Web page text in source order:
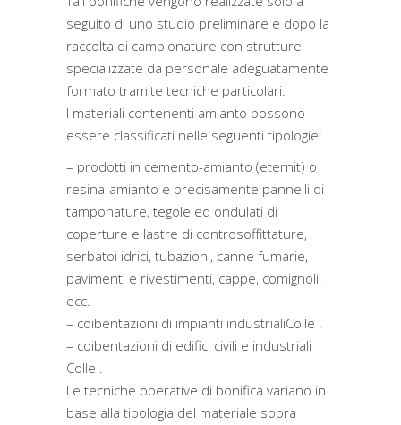
seguito di uno studio preliminare e dopo la
raccolta di campionature con strutture
specializzate da personale adeguatamente
formato tramite tecniche particolari.
I materiali contenenti amianto possono
essere classificati nelle seguenti tipologie:
– prodotti in cemento-amianto (eternit) o
resina-amianto e precisamente pannelli di
tamponature, tegole ed ondulati di
coperture e lastre di controsoffittature,
serbatoi idrici, tubazioni, canne fumarie,
pavimenti e rivestimenti, cappe, comignoli,
ecc.
– coibentazioni di impianti industrialiColle .
– coibentazioni di edifici civili e industriali
Colle .
Le tecniche operative di bonifica variano in
base alla tipologia del materiale sopra